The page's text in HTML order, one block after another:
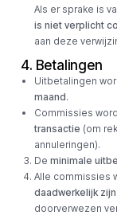
Als er sprake is
is niet verplicht
aan deze
4. Betalingen
Uitbetalingen
maand.
Commissies
transactie (om
annuleringen).
De minimale
Alle commissies
daadwerkelijk
doorverwezen